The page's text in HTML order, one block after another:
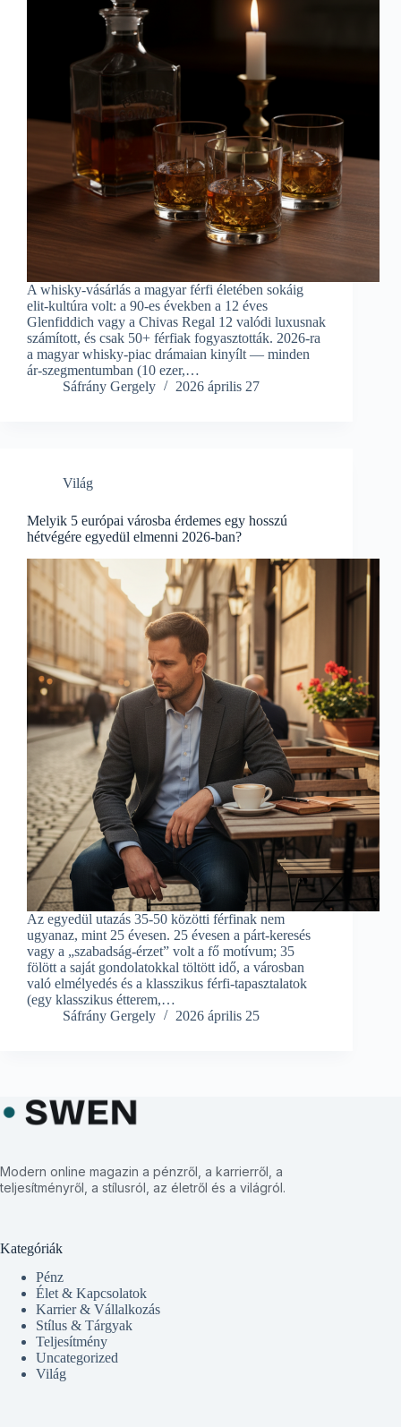
A whisky-vásárlás a magyar férfi életében sokáig
elit-kultúra volt: a 90-es években a 12 éves
Glenfiddich vagy a Chivas Regal 12 valódi luxusnak
számított, és csak 50+ férfiak fogyasztották. 2026-ra
a magyar whisky-piac drámaian kinyílt — minden
ár-szegmentumban (10 ezer,…
Sáfrány Gergely
2026 április 27
Világ
Melyik 5 európai városba érdemes egy hosszú
hétvégére egyedül elmenni 2026-ban?
Az egyedül utazás 35-50 közötti férfinak nem
ugyanaz, mint 25 évesen. 25 évesen a párt-keresés
vagy a „szabadság-érzet” volt a fő motívum; 35
fölött a saját gondolatokkal töltött idő, a városban
való elmélyedés és a klasszikus férfi-tapasztalatok
(egy klasszikus étterem,…
Sáfrány Gergely
2026 április 25
Modern online magazin a pénzről, a karrierről, a
teljesítményről, a stílusról, az életről és a világról.
Kategóriák
Pénz
Élet & Kapcsolatok
Karrier & Vállalkozás
Stílus & Tárgyak
Teljesítmény
Uncategorized
Világ